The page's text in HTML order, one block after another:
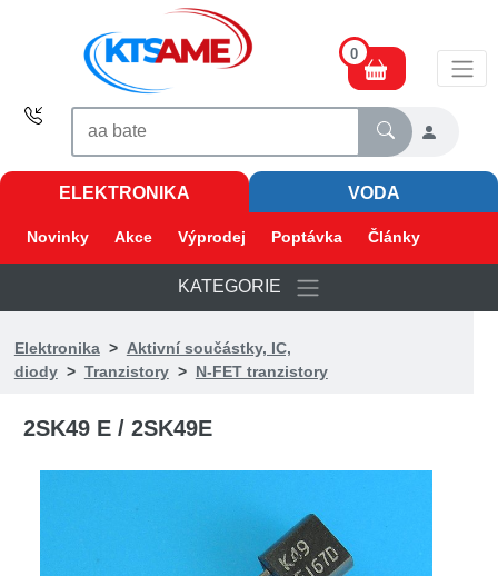
0
ELEKTRONIKA VODA
Novinky Akce Výprodej Poptávka Články
KATEGORIE
Elektronika> Aktivní součástky, IC,
diody> Tranzistory> N-FET tranzistory
2SK49 E / 2SK49E